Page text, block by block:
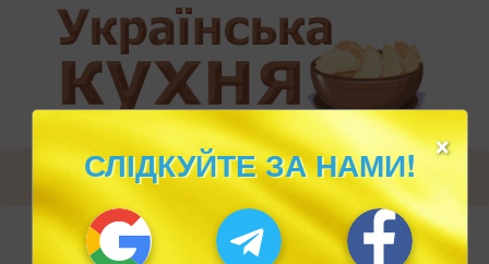
×
СЛІДКУЙТЕ ЗА НАМИ!